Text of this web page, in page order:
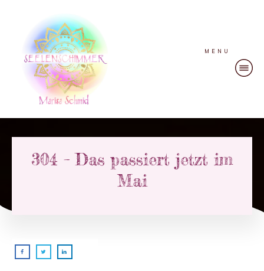
MENU
304 – Das passiert jetzt im
Mai